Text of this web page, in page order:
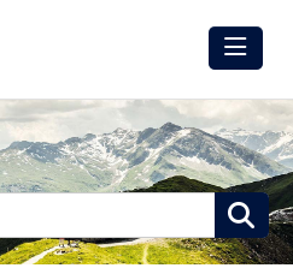
Meldungen
Winter
Media